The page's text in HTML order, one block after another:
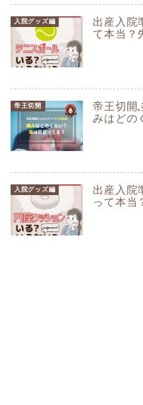
入院グッズ編
出産入院
て本当？
帝王切開
帝王切開
みはどの
入院グッズ編
出産入院
って本当